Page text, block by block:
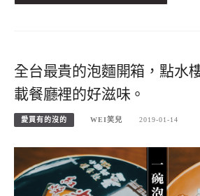
全台最貴的泡麵開箱，點水
載餐廳裡的好滋味。
愛買有的沒的 WEI笑兒 2019-01-14